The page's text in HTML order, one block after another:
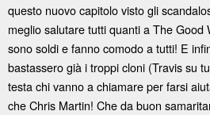
questo nuovo capitolo visto gli
meglio salutare tutti quanti a The Good
sono soldi e fanno comodo a tutti! E
bastassero già i troppi cloni (Travis su
testa chi vanno a chiamare per farsi
che Chris Martin! Che da buon